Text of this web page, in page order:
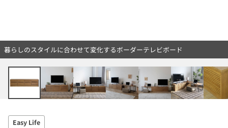
暮らしのスタイルに合わせて変化するボーダーテレビボード
Easy Life